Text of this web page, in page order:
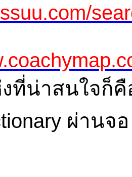
ที่น่าสนใจก็คื
ผ่านจ